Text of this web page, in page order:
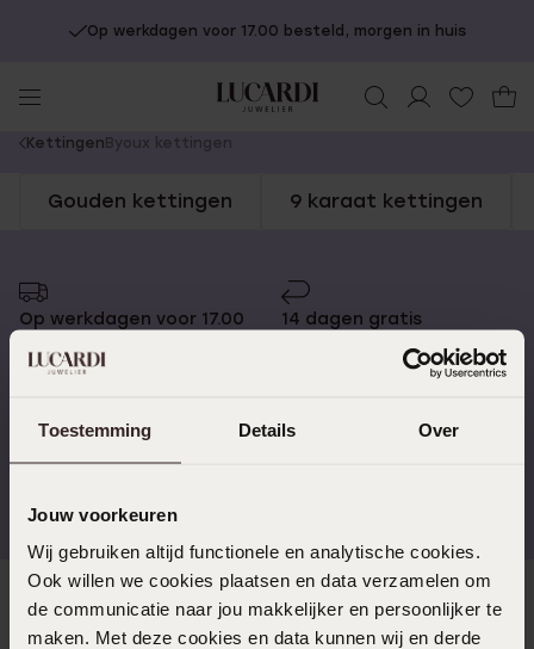
Toestemming Details Over
Jouw voorkeuren
Wij gebruiken altijd functionele en analytische cookies.
Ook willen we cookies plaatsen en data verzamelen om
de communicatie naar jou makkelijker en persoonlijker te
maken. Met deze cookies en data kunnen wij en derde
Op werkdagen voor 17.00 besteld, morgen in huis
You
here:
Kettingen Byoux kettingen
Gouden kettingen 9 karaat kettingen
Op werkdagen voor 17.00
14 dagen gratis
Direct naar